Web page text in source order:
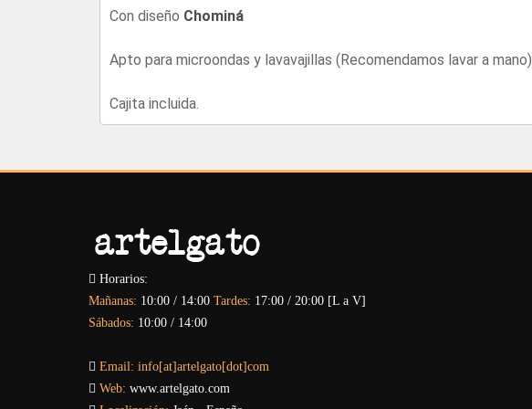
Con diseño Chominá
Apto para microondas y lavavajillas (Recomendamos lavar a mano)
Cajita incluida.
Horarios:
Mañanas: 10:00 / 14:00 Tardes: 17:00 / 20:00 [L a V]
Sábados: 10:00 / 14:00
Email: info[at]artelgato[dot]com
Web: www.artelgato.com